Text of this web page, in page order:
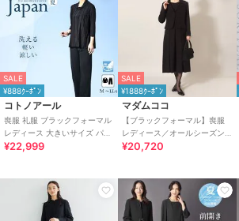
SALE
¥888ｸｰﾎﾟﾝ
コトノアール
喪服 礼服 ブラックフォーマル
レディース 大きいサイズ パン
ツ 夏 夏物 夏用 洗える 日本製
¥22,999
SALE
¥1888ｸｰﾎﾟﾝ
マダムココ
【ブラックフォーマル】喪服
レディース／オールシーズン
対応／礼服／大きいサイズ
¥20,720